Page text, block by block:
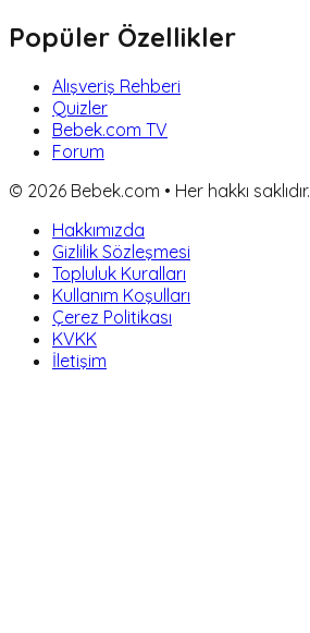
Popüler Özellikler
Alışveriş Rehberi
Quizler
Bebek.com TV
Forum
© 2026 Bebek.com • Her hakkı saklıdır.
Hakkımızda
Gizlilik Sözleşmesi
Topluluk Kuralları
Kullanım Koşulları
Çerez Politikası
KVKK
İletişim